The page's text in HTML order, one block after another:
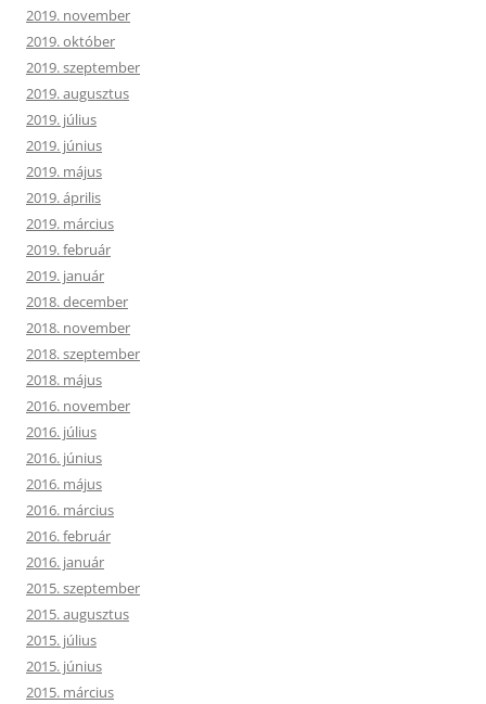
2019. november
2019. október
2019. szeptember
2019. augusztus
2019. július
2019. június
2019. május
2019. április
2019. március
2019. február
2019. január
2018. december
2018. november
2018. szeptember
2018. május
2016. november
2016. július
2016. június
2016. május
2016. március
2016. február
2016. január
2015. szeptember
2015. augusztus
2015. július
2015. június
2015. március